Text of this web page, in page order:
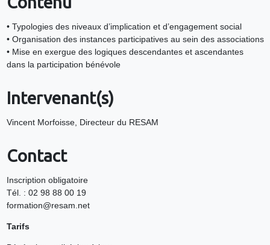
• Typologies des niveaux d’implication et d’engagement social
• Organisation des instances participatives au sein des associations
• Mise en exergue des logiques descendantes et ascendantes
dans la participation bénévole
Intervenant(s)
Vincent Morfoisse, Directeur du RESAM
Contact
Inscription obligatoire
Tél. : 02 98 88 00 19
formation@resam.net
Tarifs